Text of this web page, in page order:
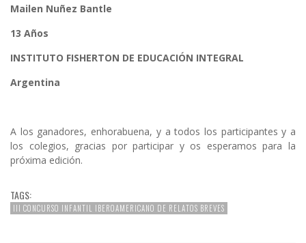
Mailen Nuñez Bantle
13 Años
INSTITUTO FISHERTON DE EDUCACIÓN INTEGRAL
Argentina
A los ganadores, enhorabuena, y a todos los participantes y a
los colegios, gracias por participar y os esperamos para la
próxima edición.
TAGS:
III CONCURSO INFANTIL IBEROAMERICANO DE RELATOS BREVES